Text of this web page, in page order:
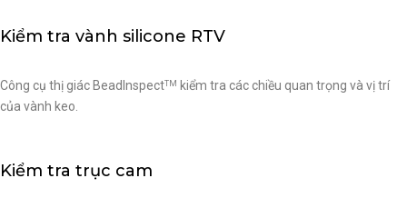
Kiểm tra vành silicone RTV
Công cụ thị giác BeadInspectTM kiểm tra các chiều quan trọng và vị trí
của vành keo.
Kiểm tra trục cam